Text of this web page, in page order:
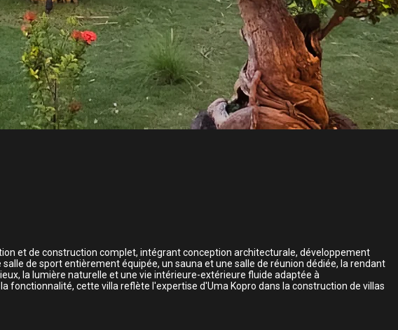
et de construction complet, intégrant conception architecturale, développement
de sport entièrement équipée, un sauna et une salle de réunion dédiée, la rendant
la lumière naturelle et une vie intérieure-extérieure fluide adaptée à
fonctionnalité, cette villa reflète l'expertise d'Uma Kopro dans la construction de villas